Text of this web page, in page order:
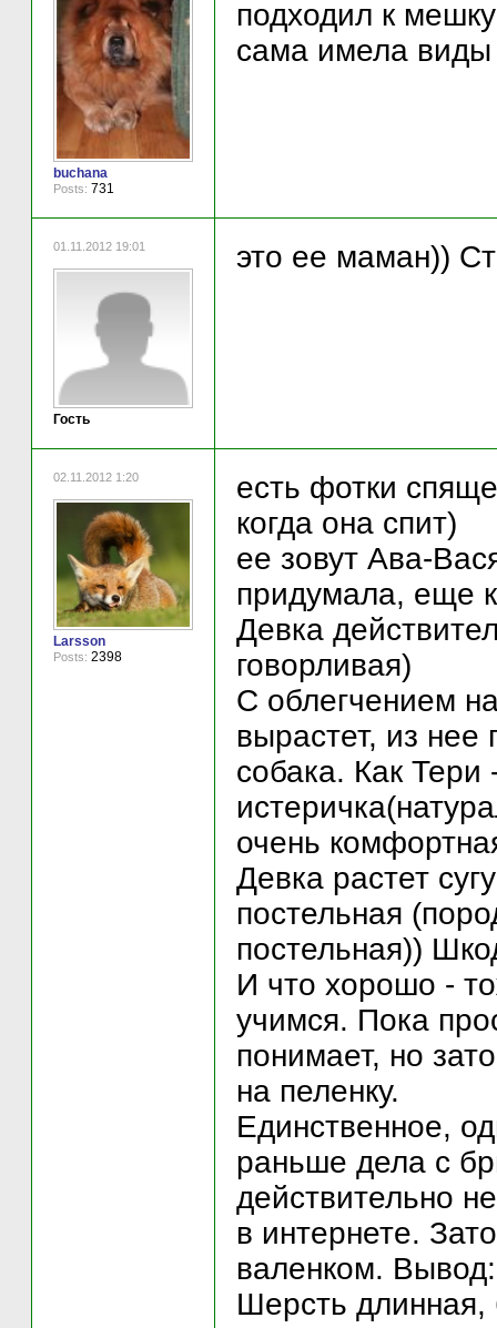
buchana
Posts: 731
подходил к
сама имела
01.11.2012 19:01
Гость
это ее маман))
02.11.2012 1:20
Larsson
Posts: 2398
есть фотки
когда она спит)
ее зовут Ава-
придумала, еще
Девка
говорливая)
С облегчением
вырастет, из нее
собака. Как Тери
очень
Девка растет
постельная
постельная))
И что хорошо -
учимся. Пока
понимает, но
на пеленку.
Единственное,
раньше дела с
действительно
в интернете.
валенком.
Шерсть длинная,